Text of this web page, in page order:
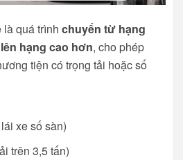
quá trình chuyển từ hạng
hạng cao hơn, cho phép
tiện có trọng tải hoặc số
xe số sàn)
trên 3,5 tấn)